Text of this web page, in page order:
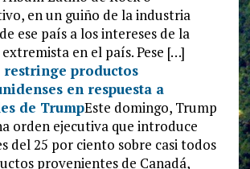
en un guiño de la industria
ese país a los intereses de la
en el país. Pese […]
restringe productos
en respuesta a
de TrumpEste domingo, Trump
orden ejecutiva que introduce
del 25 por ciento sobre casi todos
provenientes de Canadá,